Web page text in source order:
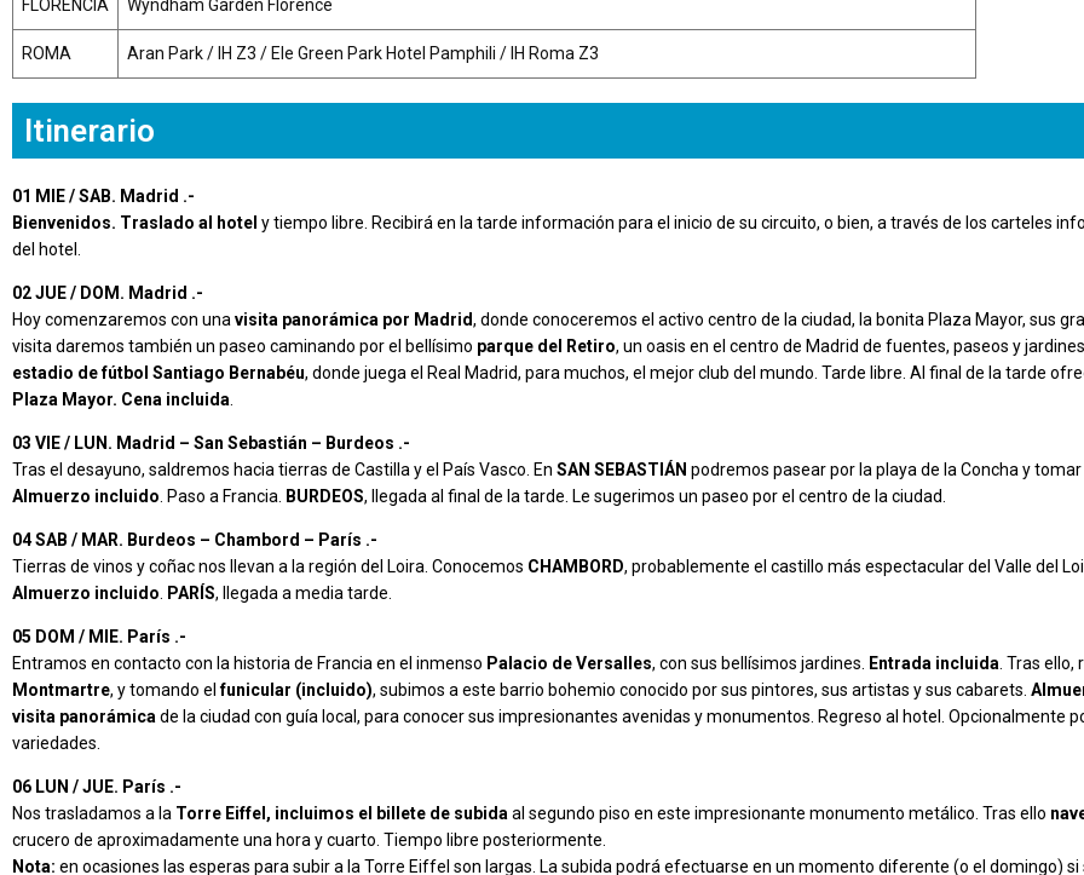
FLORENCIA Wyndham Garden Florence
ROMA Aran Park / IH Z3 / Ele Green Park Hotel Pamphili / IH Roma Z3
Itinerario
01 MIE / SAB. Madrid .-
Bienvenidos. Traslado al hotel y tiempo libre. Recibirá en la tarde información para el inicio de su circuito, o bien, a través de los carteles
del hotel.
02 JUE / DOM. Madrid .-
Hoy comenzaremos con una visita panorámica por Madrid, donde conoceremos el activo centro de la ciudad, la bonita Plaza Mayor, sus
visita daremos también un paseo caminando por el bellísimo parque del Retiro, un oasis en el centro de Madrid de fuentes, paseos y
estadio de fútbol Santiago Bernabéu, donde juega el Real Madrid, para muchos, el mejor club del mundo. Tarde libre. Al final de la tarde
Plaza Mayor. Cena incluida
03 VIE / LUN. Madrid – San Sebastián – Burdeos .-
Tras el desayuno, saldremos hacia tierras de Castilla y el País Vasco. En SAN SEBASTIÁN podremos pasear por la playa de la Concha y
Almuerzo incluido . Paso a Francia. BURDEOS, llegada al final de la tarde. Le sugerimos un paseo por el centro de la ciudad.
04 SAB / MAR. Burdeos – Chambord – París .-
Tierras de vinos y coñac nos llevan a la región del Loira. Conocemos CHAMBORD, probablemente el castillo más espectacular del Valle del
Almuerzo incluido
PARÍS, llegada a media tarde.
05 DOM / MIE. París .-
Entramos en contacto con la historia de Francia en el inmenso Palacio de Versalles, con sus bellísimos jardines. Entrada incluida . Tras
Montmartre, y tomando elfunicular (incluido), subimos a este barrio bohemio conocido por sus pintores, sus artistas y sus cabarets.
visita panorámica de la ciudad con guía local, para conocer sus impresionantes avenidas y monumentos. Regreso al hotel. Opcionalmente
variedades.
06 LUN / JUE. París .-
Nos trasladamos a la Torre Eiffel, incluimos el billete de subida al segundo piso en este impresionante monumento metálico. Tras ello
crucero de aproximadamente una hora y cuarto. Tiempo libre posteriormente.
Nota: en ocasiones las esperas para subir a la Torre Eiffel son largas. La subida podrá efectuarse en un momento diferente (o el domingo)